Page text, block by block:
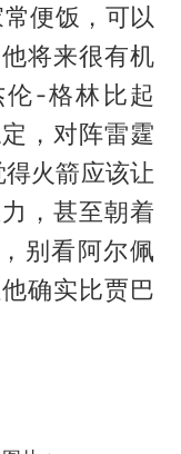
便饭，可以
将来很有机
-格林比起
，对阵雷霆
火箭应该让
，甚至朝着
别看阿尔佩
确实比贾巴